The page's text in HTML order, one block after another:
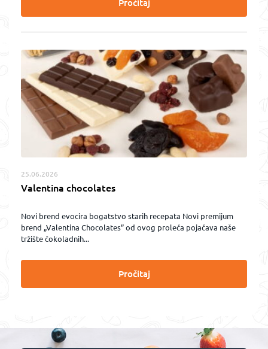
Pročitaj
25.06.2026
Valentina chocolates
Novi brend evocira bogatstvo starih recepata Novi premijum
brend „Valentina Chocolates” od ovog proleća pojačava naše
tržište čokoladnih...
Pročitaj